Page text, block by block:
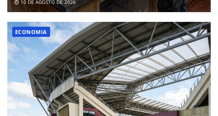
10 DE AGOSTO DE 2026
ECONOMIA